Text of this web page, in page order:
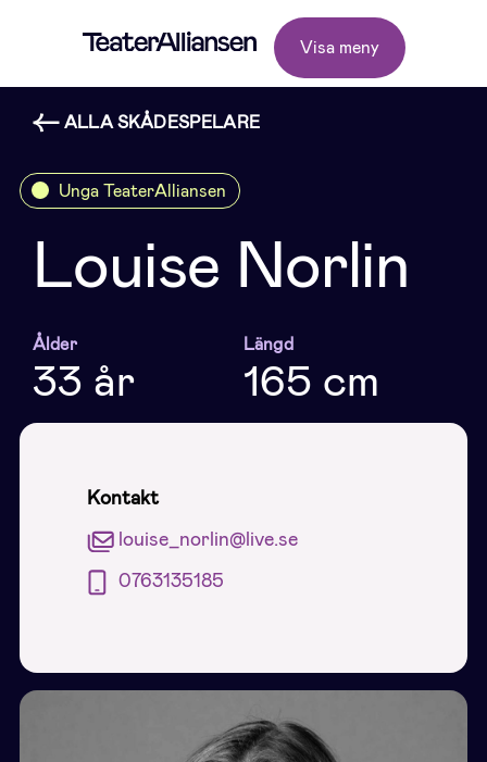
Visa meny
ALLA SKÅDESPELARE
Unga TeaterAlliansen
Louise Norlin
Ålder
33 år
Längd
165 cm
Kontakt
louise_norlin@live.se
0763135185